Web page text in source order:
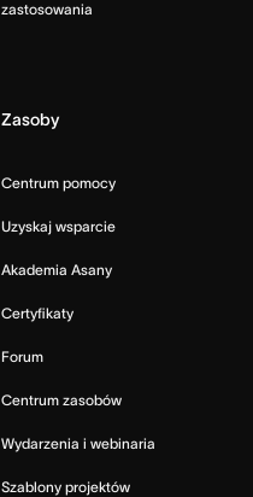
zastosowania
Zasoby
Centrum pomocy
Uzyskaj wsparcie
Akademia Asany
Certyfikaty
Forum
Centrum zasobów
Wydarzenia i webinaria
Szablony projektów